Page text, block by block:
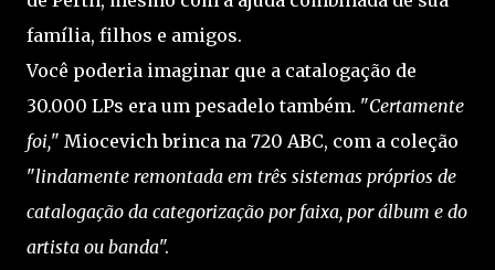
família, filhos e amigos.
Você poderia imaginar que a catalogação de
30.000 LPs era um pesadelo também. "Certamente
foi," Miocevich brinca na 720 ABC, com a coleção
"lindamente remontada em três sistemas próprios de
catalogação da categorização por faixa, por álbum e do
artista ou banda".